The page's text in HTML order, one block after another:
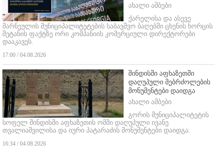
ახალი ამბები
ქარელისა და ასევე
მარნეულის მუნიციპალიტეტების საბავშვო ბაღებში ცხენის ხორცის
შეტანის ფაქტზე ორი კომპანიის კომერციული დირექტორები
დააკავეს.
17:00 / 04.08.2026
შინდისში აფხაზეთში
დაღუპული მებრძოლების
მონუმენტები დაიდგა
ახალი ამბები
გორის მუნიციპალიტეტის
სოფელ შინდისში აფხაზეთის ომში დაღუპული ივანე
თვალიაშვილისა და იური პატარაძის მონუმენტები დაიდგა.
16:34 / 04.08.2026